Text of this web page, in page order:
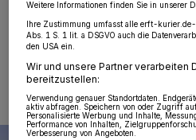
14.05.2024 , 10:36 Uhr
Weitere Informationen finden Sie in unserer
Ihre Zustimmung umfasst alle erft-
Abs. 1 S. 1 lit. a DSGVO auch die
den USA ein.
Wir und unsere Partner verarbeiten
bereitzustellen:
Verwendung genauer Standortdaten.
aktiv abfragen. Speichern von oder Zugriff
Personalisierte Werbung und Inhalte,
Performance von Inhalten,
Verbesserung von Angeboten.